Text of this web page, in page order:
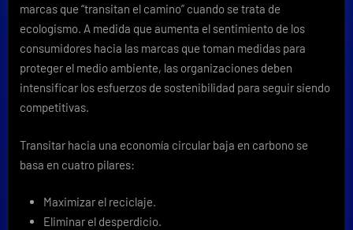
marcas que “transitan el camino” cuando se trata de
ecologismo. A medida que aumenta el sentimiento de los
consumidores hacia las marcas que toman medidas para
proteger el medio ambiente, las organizaciones deben
intensificar los esfuerzos de sostenibilidad para seguir siendo
competitivas.
Transitar hacia una economía circular baja en carbono se
basa en cuatro pilares:
Maximizar el reciclaje.
Eliminar el desperdicio.